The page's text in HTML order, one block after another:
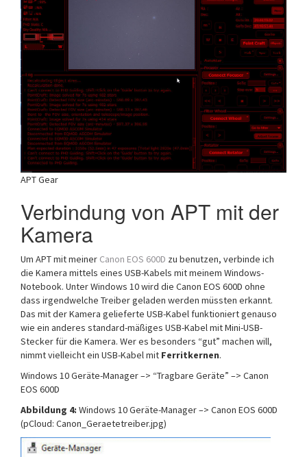
APT Gear
Verbindung von APT mit der
Kamera
Um APT mit meiner Canon EOS 600D zu benutzen, verbinde ich
die Kamera mittels eines USB-Kabels mit meinem Windows-
Notebook. Unter Windows 10 wird die Canon EOS 600D ohne
dass irgendwelche Treiber geladen werden müssten erkannt.
Das mit der Kamera gelieferte USB-Kabel funktioniert genauso
wie ein anderes standard-mäßiges USB-Kabel mit Mini-USB-
Stecker für die Kamera. Wer es besonders “gut” machen will,
nimmt vielleicht ein USB-Kabel mit Ferritkernen.
Windows 10 Geräte-Manager –> “Tragbare Geräte” –> Canon
EOS 600D
Abbildung 4: Windows 10 Geräte-Manager –> Canon EOS 600D
(pCloud: Canon_Geraetetreiber.jpg)